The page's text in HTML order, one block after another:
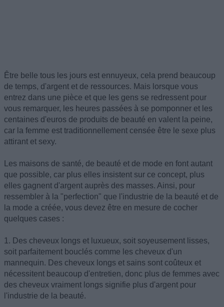
Être belle tous les jours est ennuyeux, cela prend beaucoup
de temps, d'argent et de ressources. Mais lorsque vous
entrez dans une pièce et que les gens se redressent pour
vous remarquer, les heures passées à se pomponner et les
centaines d'euros de produits de beauté en valent la peine,
car la femme est traditionnellement censée être le sexe plus
attirant et sexy.
Les maisons de santé, de beauté et de mode en font autant
que possible, car plus elles insistent sur ce concept, plus
elles gagnent d'argent auprès des masses. Ainsi, pour
ressembler à la "perfection" que l'industrie de la beauté et de
la mode a créée, vous devez être en mesure de cocher
quelques cases :
1. Des cheveux longs et luxueux, soit soyeusement lisses,
soit parfaitement bouclés comme les cheveux d'un
mannequin. Des cheveux longs et sains sont coûteux et
nécessitent beaucoup d'entretien, donc plus de femmes avec
des cheveux vraiment longs signifie plus d'argent pour
l'industrie de la beauté.